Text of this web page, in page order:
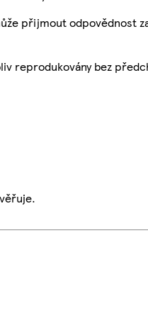
přijmout odpovědnost
reprodukovány bez